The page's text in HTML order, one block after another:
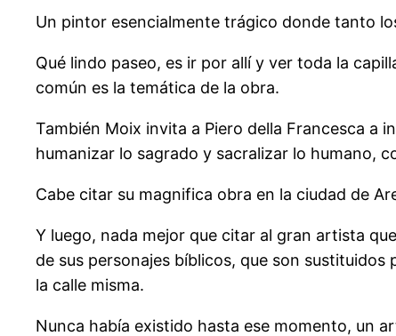
Un pintor esencialmente trágico donde tanto
Qué lindo paseo, es ir por allí y ver toda la
común es la temática de la obra.
También Moix invita a Piero della Francesca a
humanizar lo sagrado y sacralizar lo humano,
Cabe citar su magnifica obra en la ciudad de
Y luego, nada mejor que citar al gran artista
de sus personajes bíblicos, que son
la calle misma.
Nunca había existido hasta ese momento, un